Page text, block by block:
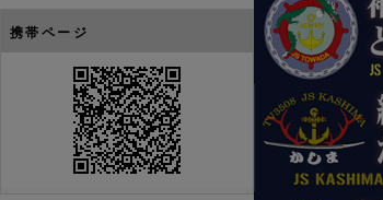
携帯ページ